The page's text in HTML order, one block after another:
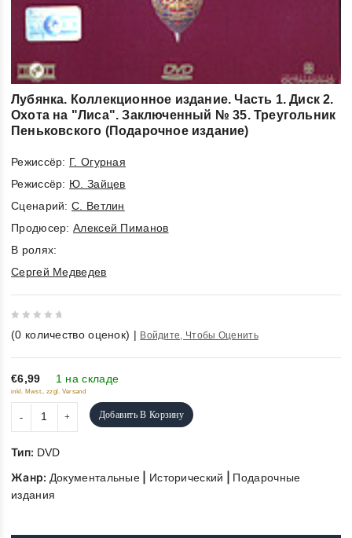
Лубянка. Коллекционное издание. Часть 1. Диск 2.
Охота на "Лиса". Заключенный № 35. Треугольник
Пеньковского (Подарочное издание)
Режиссёр: Г. Огурная
Режиссёр: Ю. Зайцев
Cценарий: С. Ветлин
Продюсер:Алексей Пиманов
В ролях:
Сергей Медведев
out
of
5
(0 количество оценок) | Войдите, Чтобы Оценить
€6,99 1 на складе
inkl. Mwst., zzgl. Versand
Добавить В Корзину
Тип: DVD
Жанр: Документальные Исторический
Подарочные
издания